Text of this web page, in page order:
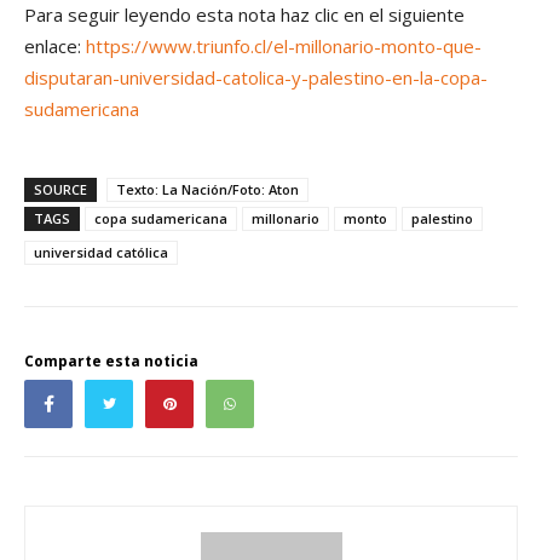
Para seguir leyendo esta nota haz clic en el siguiente
enlace: https://www.triunfo.cl/el-millonario-monto-que-
disputaran-universidad-catolica-y-palestino-en-la-copa-
sudamericana
SOURCE
Texto: La Nación/Foto: Aton
TAGS
copa sudamericana millonario monto
palestino
universidad católica
Comparte esta noticia